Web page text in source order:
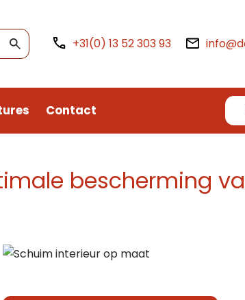
+31(0) 13 52 303 93
Contact
bescherming